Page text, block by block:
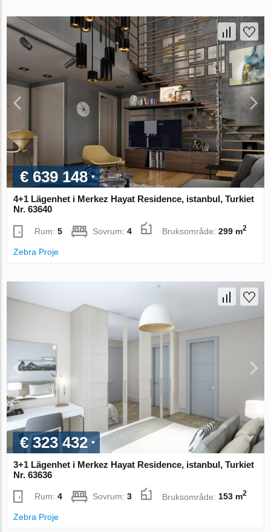
€ 639 148
4+1 Lägenhet i Merkez Hayat Residence, istanbul, Turkiet
Nr. 63640
Rum:5 Sovrum:4 Bruksområde:299 m2
Zebra Proje
€ 323 432
3+1 Lägenhet i Merkez Hayat Residence, istanbul, Turkiet
Nr. 63636
Rum:4 Sovrum:3 Bruksområde:153 m2
Zebra Proje